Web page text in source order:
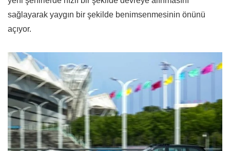
sağlayarak yaygın bir şekilde benimsenmesinin önünü
açıyor.